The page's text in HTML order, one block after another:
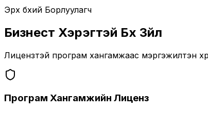
Эрх бүхий Борлуулагч
Бизнест Хэрэгтэй Бүх Зүйл
Лицензтэй програм хангамжаас мэргэжилтэн
Програм Хангамжийн Лиценз